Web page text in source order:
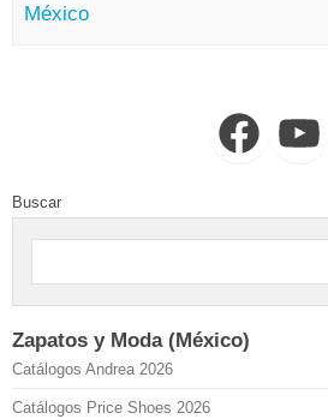
México
FacebookYouTube
Buscar
Zapatos y Moda (México)
Catálogos Andrea 2026
Catálogos Price Shoes 2026